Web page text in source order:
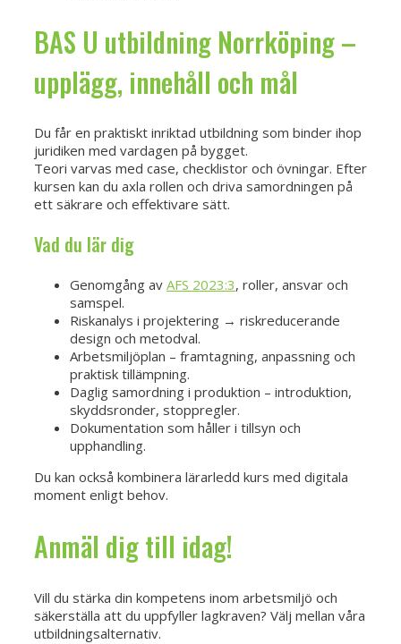
BAS U utbildning Norrköping –
upplägg, innehåll och mål
Du får en praktiskt inriktad utbildning som binder ihop
juridiken med vardagen på bygget.
Teori varvas med case, checklistor och övningar. Efter
kursen kan du axla rollen och driva samordningen på
ett säkrare och effektivare sätt.
Vad du lär dig
Genomgång av AFS 2023:3, roller, ansvar och
samspel.
Riskanalys i projektering → riskreducerande
design och metodval.
Arbetsmiljöplan – framtagning, anpassning och
praktisk tillämpning.
Daglig samordning i produktion – introduktion,
skyddsronder, stoppregler.
Dokumentation som håller i tillsyn och
upphandling.
Du kan också kombinera lärarledd kurs med digitala
moment enligt behov.
Anmäl dig till idag!
Vill du stärka din kompetens inom arbetsmiljö och
säkerställa att du uppfyller lagkraven? Välj mellan våra
utbildningsalternativ.